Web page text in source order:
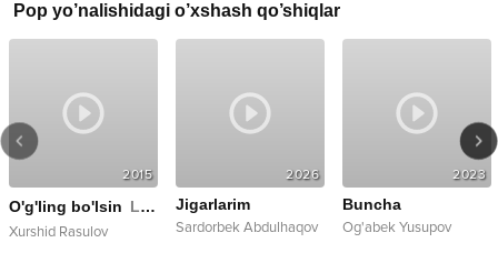
Pop yo’nalishidagi o’xshash qo’shiqlar
2015
O'g'ling bo'lsin Live
Xurshid Rasulov
2026
Jigarlarim
Sardorbek Abdulhaqov
2023
Buncha
Og'abek Yusupov